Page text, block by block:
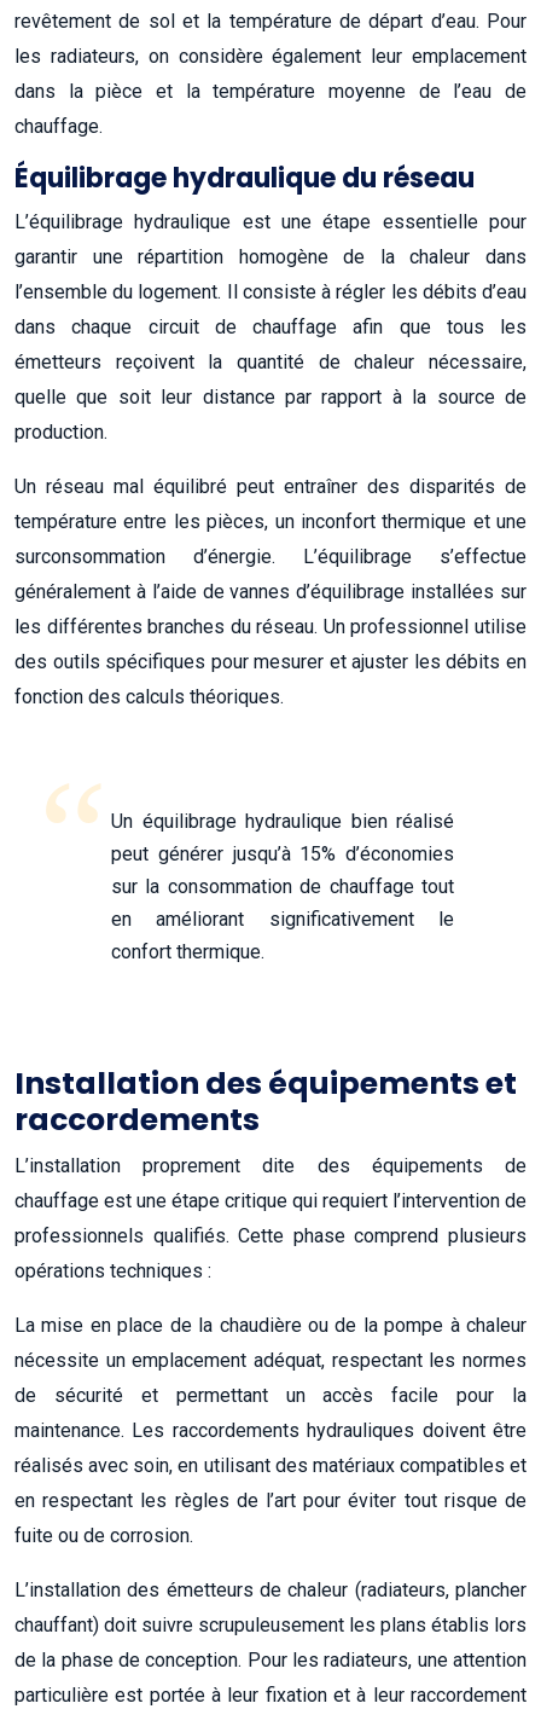
revêtement de sol et la température de départ d’eau. Pour
les radiateurs, on considère également leur emplacement
dans la pièce et la température moyenne de l’eau de
chauffage.
Équilibrage hydraulique du réseau
L’équilibrage hydraulique est une étape essentielle pour
garantir une répartition homogène de la chaleur dans
l’ensemble du logement. Il consiste à régler les débits d’eau
dans chaque circuit de chauffage afin que tous les
émetteurs reçoivent la quantité de chaleur nécessaire,
quelle que soit leur distance par rapport à la source de
production.
Un réseau mal équilibré peut entraîner des disparités de
température entre les pièces, un inconfort thermique et une
surconsommation d’énergie. L’équilibrage s’effectue
généralement à l’aide de vannes d’équilibrage installées sur
les différentes branches du réseau. Un professionnel utilise
des outils spécifiques pour mesurer et ajuster les débits en
fonction des calculs théoriques.
Un équilibrage hydraulique bien réalisé
peut générer jusqu’à 15% d’économies
sur la consommation de chauffage tout
en améliorant significativement le
confort thermique.
Installation des équipements et
raccordements
L’installation proprement dite des équipements de
chauffage est une étape critique qui requiert l’intervention de
professionnels qualifiés. Cette phase comprend plusieurs
opérations techniques :
La mise en place de la chaudière ou de la pompe à chaleur
nécessite un emplacement adéquat, respectant les normes
de sécurité et permettant un accès facile pour la
maintenance. Les raccordements hydrauliques doivent être
réalisés avec soin, en utilisant des matériaux compatibles et
en respectant les règles de l’art pour éviter tout risque de
fuite ou de corrosion.
L’installation des émetteurs de chaleur (radiateurs, plancher
chauffant) doit suivre scrupuleusement les plans établis lors
de la phase de conception. Pour les radiateurs, une attention
particulière est portée à leur fixation et à leur raccordement